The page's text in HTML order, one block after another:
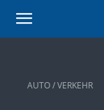
KFZtips.com
AUTO / VERKEHR